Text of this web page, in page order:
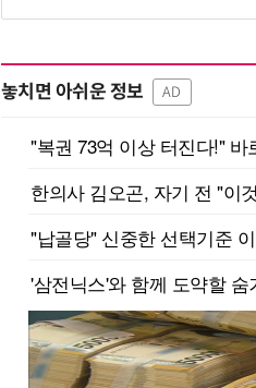
놓치면 아쉬운 정보 AD